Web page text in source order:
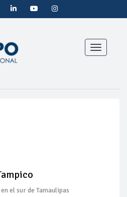
Toggle
el sur de Tamaulipas